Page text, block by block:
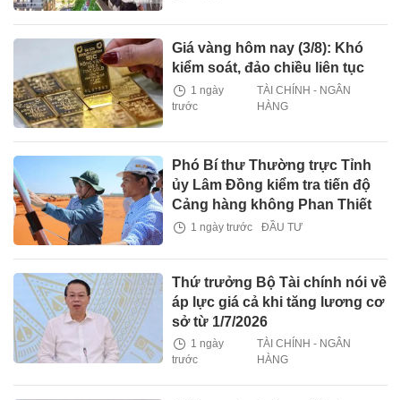
Giá vàng hôm nay (3/8): Khó
kiểm soát, đảo chiều liên tục
1 ngày
trước
TÀI CHÍNH - NGÂN
HÀNG
Phó Bí thư Thường trực Tỉnh
ủy Lâm Đồng kiểm tra tiến độ
Cảng hàng không Phan Thiết
1 ngày trước ĐẦU TƯ
Thứ trưởng Bộ Tài chính nói về
áp lực giá cả khi tăng lương cơ
sở từ 1/7/2026
1 ngày
trước
TÀI CHÍNH - NGÂN
HÀNG